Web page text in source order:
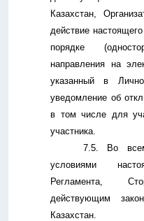
Казахстан,
действие
порядке
направления на
указанный в
уведомление об
в том числе для
участника.
7.5. Во
условиями
Регламента,
действующим
Казахстан.